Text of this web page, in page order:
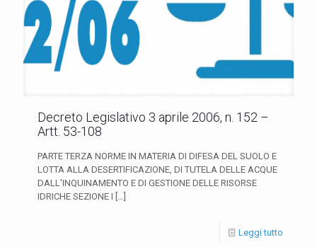
Decreto Legislativo 3 aprile 2006, n. 152 –
Artt. 53-108
PARTE TERZA NORME IN MATERIA DI DIFESA DEL SUOLO E
LOTTA ALLA DESERTIFICAZIONE, DI TUTELA DELLE ACQUE
DALL’INQUINAMENTO E DI GESTIONE DELLE RISORSE
IDRICHE SEZIONE I […]
Leggi tutto